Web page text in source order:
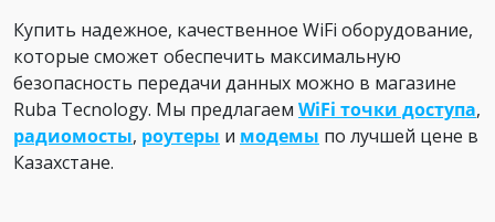
Купить надежное, качественное WiFi оборудование,
которые сможет обеспечить максимальную
безопасность передачи данных можно в магазине
Ruba Tecnology. Мы предлагаем WiFi точки доступа,
радиомосты, роутеры и модемы по лучшей цене в
Казахстане.